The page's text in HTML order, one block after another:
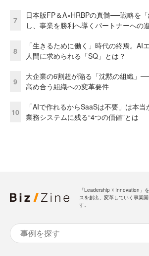
7
日本版FP＆A×HRBPの真髄──戦略を
し、事業を勝利へ導くパートナーへの
8
「生きるために働く」時代の終焉。AI
人間に求められる「SQ」とは？
9
大企業の6割超が陥る「沈黙の組織」
高め合う組織への変革要件
10
「AIで作れるからSaaSは不要」は本当
業務システムに残る“4つの価値”とは
「Leadership ☓ Innovation」
スを創出、変革していく事業
す。